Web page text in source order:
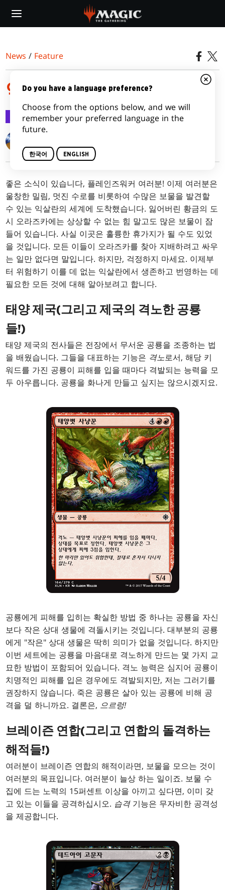
main
News / Feature
익살란의 게임 기능
Feature 2017.08.28
좋은 소식이 있습니다, 플레인즈워커 여러분! 이제 여러분은
울창한 밀림, 멋진 수로를 비롯하여 수많은 보물을 발견할
수 있는 익살란의 세계에 도착했습니다. 잃어버린 황금의 도
시 오라즈카에는 상상할 수 없는 힘 말고도 많은 보물이 잠
들어 있습니다. 사실 이곳은 훌륭한 휴가지가 될 수도 있었
을 것입니다. 모든 이들이 오라즈카를 찾아 지배하려고 싸우
는 일만 없다면 말입니다. 하지만, 걱정하지 마세요. 이제부
터 위험하기 이를 데 없는 익살란에서 생존하고 번영하는 데
필요한 모든 것에 대해 알아보려고 합니다.
태양 제국(그리고 제국의 격노한 공룡
들!)
태양 제국의 전사들은 전장에서 무서운 공룡을 조종하는 법
을 배웠습니다. 그들을 대표하는 기능은 격노로서, 해당 키
워드를 가진 공룡이 피해를 입을 때마다 격발되는 능력을 모
두 아우릅니다. 공룡을 화나게 만들고 싶지는 않으시겠지요.
공룡에게 피해를 입히는 확실한 방법 중 하나는 공룡을 자신
보다 작은 상대 생물에 격돌시키는 것입니다. 대부분의 공룡
에게 "작은" 상대 생물은 딱히 의미가 없을 것입니다. 하지만
이번 세트에는 공룡을 마음대로 격노하게 만드는 몇 가지 교
묘한 방법이 포함되어 있습니다. 격노 능력은 심지어 공룡이
치명적인 피해를 입은 경우에도 격발되지만, 저는 그러기를
권장하지 않습니다. 죽은 공룡은 살아 있는 공룡에 비해 공
격을 덜 하니까요. 결론은, 으르렁!
브레이즌 연합(그리고 연합의 돌격하는
해적들!)
여러분이 브레이즌 연합의 해적이라면, 보물을 모으는 것이
여러분의 목표입니다. 여러분이 늘상 하는 일이죠. 보물 수
집에 드는 노력의 15퍼센트 이상을 아끼고 싶다면, 이미 갖
고 있는 이들을 공격하십시오. 습격기능은 무자비한 공격성
을 제공합니다.
Do you have a language preference?
Choose from the options below, and we will
remember your preferred language in the
future.
한국어 ENGLISH